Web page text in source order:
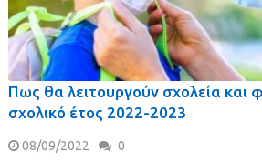
Πως θα λειτουργούν σχολεία και
σχολικό έτος 2022-2023
08/09/2022 0